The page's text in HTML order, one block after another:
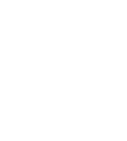
op een
zorgt voor breder